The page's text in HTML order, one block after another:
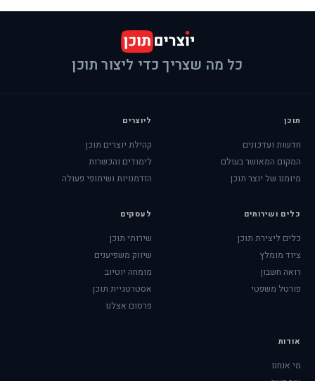
כל מה שצריך כדי ליצור תוכן
תוכן
חדשות ועדכונים
המקום המאושר בעולם
מיומנו של יוצר תוכן
ליוצרים
קהילת יוצרים תוכן
לימודים והכשרות
הזדמנויות ושיתופי פעולה
כלים ושירותים
כלים ליצירת תוכן
ציוד מומלץ
רואה חשבון
פורטל משפטי
לעסקים
שירותי תוכן
שיווק משפיענים
מומחה יוטיוב
אסטרטגיית תוכן
פרסום אצלנו
אודות
מי אנחנו